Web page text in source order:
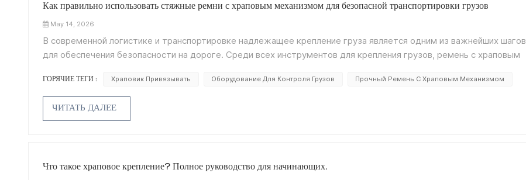
Как правильно использовать стяжные ремни с храповым механизмом для безопасной транспортировки грузов
May 14, 2026
В современной логистике и транспортировке надлежащее крепление груза является одним из важнейших шагов
для обеспечения безопасности на дороге. Среди всех инструментов для крепления грузов, ремень с храповым
эксплуатации и надежности.Как профессиональный производитель, NANJING DLT SLING CO.,LTD Компания
специализируется на производстве высококачественных крепежных ремней с храповым механизмом,
соответствующих международным стандартам безопасности, что помогает клиентам обеспечить более
безопасный и эффективный контроль грузов.Что такое стяжной ремень с храповым механизмом?A стяжной
фитинги, такие как крюки или плоские крюки.С помощью храпового механизма пользователи могут затянуть
ГОРЯЧИЕ ТЕГИ : Храповик Привязывать Оборудование Для Контроля Грузов Прочный Ремень С Храповым Механизмом
ЧИТАТЬ ДАЛЕЕ
Что такое храповое крепление? Полное руководство для начинающих.